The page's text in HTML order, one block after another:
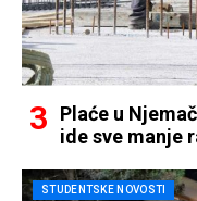
Plaće u
ide sve manje
STUDENTSKE NOVOSTI